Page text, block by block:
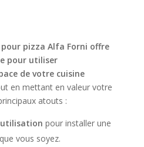
pizza Alfa Forni offre
pour utiliser
de votre cuisine
en mettant en valeur votre
atouts :
pour installer une
vous soyez.